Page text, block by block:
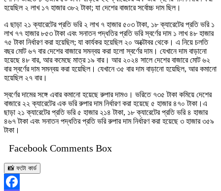
হয়েছিল ২ লাখ ১৭ হাজার ৩৮২ টাকা; যা দেশের বাজারে সর্বোচ্চ দাম ছিল।
এ ছাড়া ২১ ক্যারেটের প্রতি ভরি ২ লাখ ৭ হাজার ৫০৩ টাকা, ১৮ ক্যারেটের প্রতি ভরি ১
লাখ ৭৭ হাজার ৮৫৩ টাকা এবং সনাতন পদ্ধতির প্রতি ভরি স্বর্ণের দাম ১ লাখ ৪৮ হাজার
৭৫ টাকা নির্ধারণ করা হয়েছিল; যা কার্যকর হয়েছিল ২০ অক্টোবর থেকে। এ নিয়ে চলতি
বছর মোট ৬৭ বার দেশের বাজারে সমন্বয় করা হলো স্বর্ণের দাম। যেখানে দাম বাড়ানো
হয়েছে ৪৮ বার, আর কমেছে মাত্র ১৯ বার। আর ২০২৪ সালে দেশের বাজারে মোট ৬২
বার স্বর্ণের দাম সমন্বয় করা হয়েছিল। যেখানে ৩৫ বার দাম বাড়ানো হয়েছিল, আর কমানো
হয়েছিল ২৭ বার।
স্বর্ণের দামের সঙ্গে এবার কমানো হয়েছে রুপার দামও। ভরিতে ৭৩৫ টাকা কমিয়ে দেশের
বাজারে ২২ ক্যারেটের এক ভরি রুপার দাম নির্ধারণ করা হয়েছে ৫ হাজার ৪৭০ টাকা।এ
ছাড়া ২১ ক্যারেটের প্রতি ভরি ৫ হাজার ২১৪ টাকা, ১৮ ক্যারেটের প্রতি ভরি ৪ হাজার
৪৬৭ টাকা এবং সনাতন পদ্ধতির প্রতি ভরি রুপার দাম নির্ধারণ করা হয়েছে ৩ হাজার ৩৫৯
টাকা।
Facebook Comments Box
📸 ফটো কার্ড